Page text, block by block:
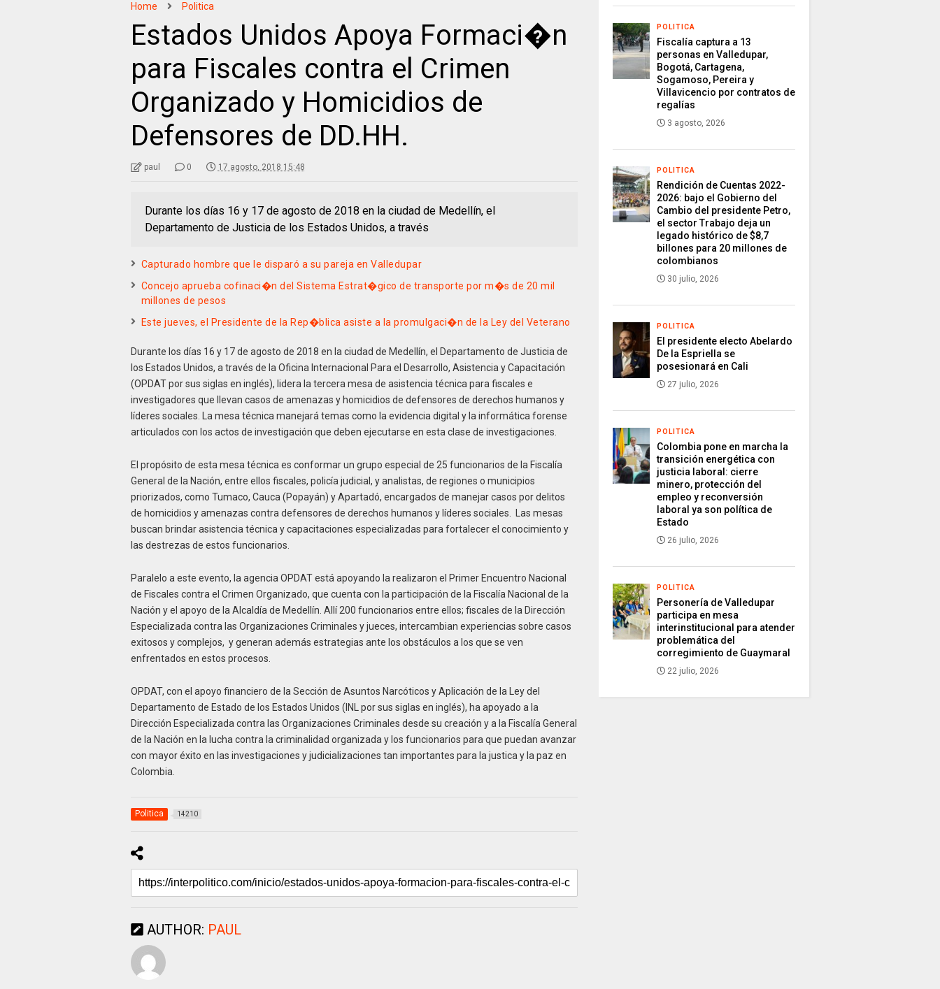
Home Politica
Estados Unidos Apoya Formaci�n
para Fiscales contra el Crimen
Organizado y Homicidios de
Defensores de DD.HH.
paul 0 17 agosto, 2018 15:48
Durante los días 16 y 17 de agosto de 2018 en la ciudad de Medellín, el
Departamento de Justicia de los Estados Unidos, a través
Capturado hombre que le disparó a su pareja en Valledupar
Concejo aprueba cofinaci�n del Sistema Estrat�gico de transporte por m�s de 20 mil
millones de pesos
Este jueves, el Presidente de la Rep�blica asiste a la promulgaci�n de la Ley del Veterano
Durante los días 16 y 17 de agosto de 2018 en la ciudad de Medellín, el Departamento de Justicia de
los Estados Unidos, a través de la Oficina Internacional Para el Desarrollo, Asistencia y Capacitación
(OPDAT por sus siglas en inglés), lidera la tercera mesa de asistencia técnica para fiscales e
investigadores que llevan casos de amenazas y homicidios de defensores de derechos humanos y
líderes sociales. La mesa técnica manejará temas como la evidencia digital y la informática forense
articulados con los actos de investigación que deben ejecutarse en esta clase de investigaciones.
El propósito de esta mesa técnica es conformar un grupo especial de 25 funcionarios de la Fiscalía
General de la Nación, entre ellos fiscales, policía judicial, y analistas, de regiones o municipios
priorizados, como Tumaco, Cauca (Popayán) y Apartadó, encargados de manejar casos por delitos
de homicidios y amenazas contra defensores de derechos humanos y líderes sociales. Las mesas
buscan brindar asistencia técnica y capacitaciones especializadas para fortalecer el conocimiento y
las destrezas de estos funcionarios.
Paralelo a este evento, la agencia OPDAT está apoyando la realizaron el Primer Encuentro Nacional
de Fiscales contra el Crimen Organizado, que cuenta con la participación de la Fiscalía Nacional de la
Nación y el apoyo de la Alcaldía de Medellín. Allí 200 funcionarios entre ellos; fiscales de la Dirección
Especializada contra las Organizaciones Criminales y jueces, intercambian experiencias sobre casos
exitosos y complejos, y generan además estrategias ante los obstáculos a los que se ven
enfrentados en estos procesos.
OPDAT, con el apoyo financiero de la Sección de Asuntos Narcóticos y Aplicación de la Ley del
Departamento de Estado de los Estados Unidos (INL por sus siglas en inglés), ha apoyado a la
Dirección Especializada contra las Organizaciones Criminales desde su creación y a la Fiscalía General
de la Nación en la lucha contra la criminalidad organizada y los funcionarios para que puedan avanzar
con mayor éxito en las investigaciones y judicializaciones tan importantes para la justica y la paz en
Colombia.
Politica 14210
AUTHOR: PAUL
POLITICA
Fiscalía captura a 13
personas en Valledupar,
Bogotá, Cartagena,
Sogamoso, Pereira y
Villavicencio por contratos de
regalías
3 agosto, 2026
POLITICA
Rendición de Cuentas 2022-
2026: bajo el Gobierno del
Cambio del presidente Petro,
el sector Trabajo deja un
legado histórico de $8,7
billones para 20 millones de
colombianos
30 julio, 2026
POLITICA
El presidente electo Abelardo
De la Espriella se
posesionará en Cali
27 julio, 2026
POLITICA
Colombia pone en marcha la
transición energética con
justicia laboral: cierre
minero, protección del
empleo y reconversión
laboral ya son política de
Estado
26 julio, 2026
POLITICA
Personería de Valledupar
participa en mesa
interinstitucional para atender
problemática del
corregimiento de Guaymaral
22 julio, 2026